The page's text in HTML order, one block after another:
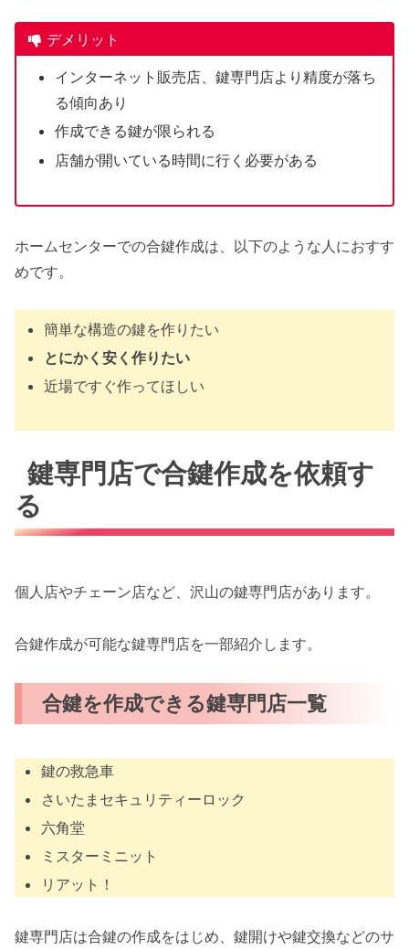
デメリット
インターネット販売店、鍵専門店より精度が落ち
る傾向あり
作成できる鍵が限られる
店舗が開いている時間に行く必要がある
ホームセンターでの合鍵作成は、以下のような人におすす
めです。
簡単な構造の鍵を作りたい
とにかく安く作りたい
近場ですぐ作ってほしい
鍵専門店で合鍵作成を依頼す
る
個人店やチェーン店など、沢山の鍵専門店があります。
合鍵作成が可能な鍵専門店を一部紹介します。
合鍵を作成できる鍵専門店一覧
鍵の救急車
さいたまセキュリティーロック
六角堂
ミスターミニット
リアット！
鍵専門店は合鍵の作成をはじめ、鍵開けや鍵交換などのサ